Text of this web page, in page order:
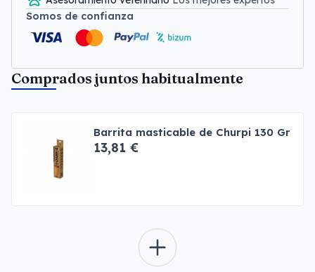
Somos de confianza
Comprados juntos habitualmente
Barrita masticable de Churpi 130 Gr
13,81 €